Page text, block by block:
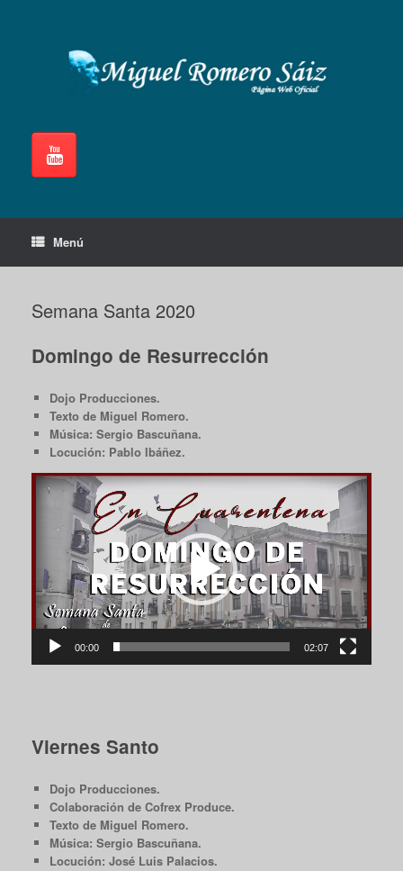
Menú
Semana Santa 2020
Domingo de Resurrección
Dojo Producciones.
Texto de Miguel Romero.
Música: Sergio Bascuñana.
Locución: Pablo Ibáñez.
Reproductor
00:00 02:07
Viernes Santo
Dojo Producciones.
Colaboración de Cofrex Produce.
Texto de Miguel Romero.
Música: Sergio Bascuñana.
Locución: José Luis Palacios.